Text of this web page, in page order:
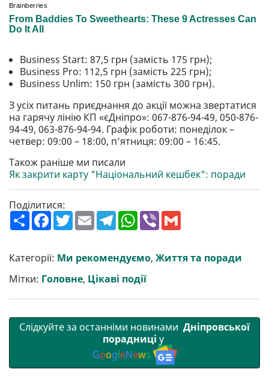
Business Start: 87,5 грн (замість 175 грн);
Business Pro: 112,5 грн (замість 225 грн);
Business Unlim: 150 грн (замість 300 грн).
З усіх питань приєднання до акції можна звертатися
на гарячу лінію КП «єДніпро»: 067-876-94-49, 050-876-
94-49, 063-876-94-94. Графік роботи: понеділок –
четвер: 09:00 – 18:00, п’ятниця: 09:00 – 16:45.
Також раніше ми писали
Як закрити карту "Національний кешбек": поради
Поділитися:
П
о
р
и
т
и
F
a
b
o
o
k
T
w
e
r
E
m
l
T
e
g
r
a
m
W
h
s
A
p
p
V
r l
Категорії: Ми рекомендуємо, Життя та поради
Мітки: Головне, Цікаві події
Слідкуйте за останніми новинами Дніпровської
порадниці у
GoogleNews